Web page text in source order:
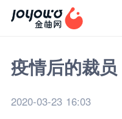
疫情后的裁
2020-03-23 16:03